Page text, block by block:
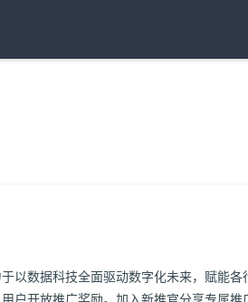
以数据科技全面驱动数字化未来，赋能
户开放推广奖励。加入新推官分享专属